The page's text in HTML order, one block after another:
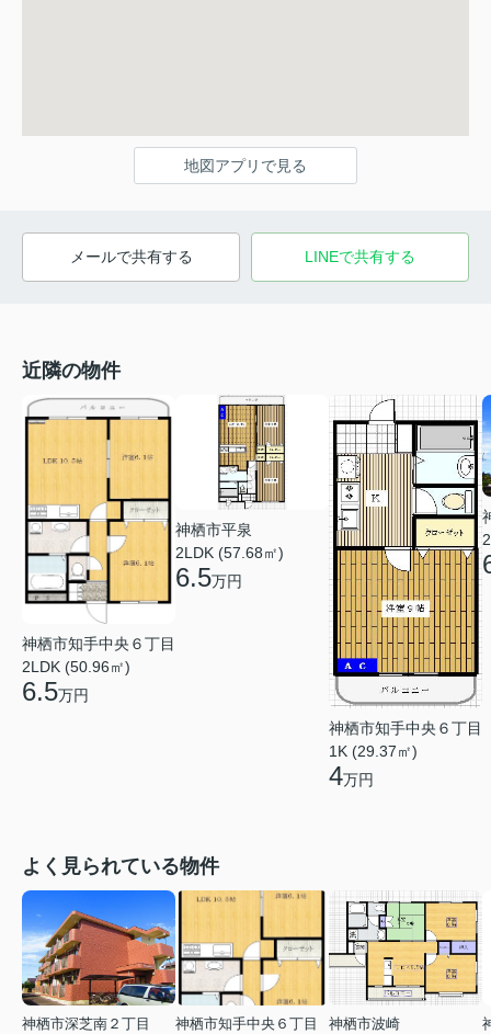
地図アプリで見る
メールで共有する LINEで共有する
近隣の物件
神栖市知手中央６丁目
2LDK (50.96㎡)
6.5万円
神栖市平泉
2LDK (57.68㎡)
6.5万円
神栖市知手中央６丁目
1K (29.37㎡)
4万円
よく見られている物件
神栖市深芝南２丁目
神栖市知手中央６丁目
神栖市波崎